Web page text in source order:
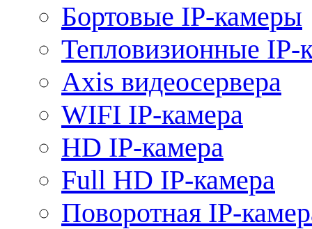
Бортовые IP-камеры
Тепловизионные IP-
Axis видеосервера
WIFI IP-камера
HD IP-камера
Full HD IP-камера
Поворотная IP-